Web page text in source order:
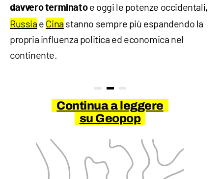
davvero terminatoe oggi le potenze occidentali,
Russia e Cina stanno sempre più espandendo la
propria influenza politica ed economica nel
continente.
Continua a leggere
su Geopop